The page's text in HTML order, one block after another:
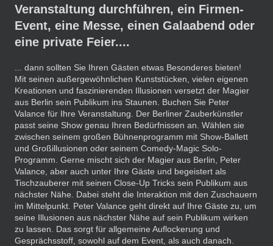
Veranstaltung durchführen, ein Firmen-
Event, eine Messe, einen Galaabend oder
eine private Feier....
... dann sollten Sie Ihren Gästen etwas Besonderes bieten!
Mit seinen außergewöhnlichen Kunststücken, vielen eigenen
Kreationen und faszinierenden Illusionen versetzt der Magier
aus Berlin sein Publikum ins Staunen. Buchen Sie Peter
Valance für Ihre Veranstaltung. Der Berliner Zauberkünstler
passt seine Show genau Ihren Bedürfnissen an. Wählen sie
zwischen seinem großen Bühnenprogramm mit Show-Ballett
und Großillusionen oder seinem Comedy-Magic Solo-
Programm. Gerne mischt sich der Magier aus Berlin, Peter
Valance, aber auch unter Ihre Gäste und begeistert als
Tischzauberer mit seinen Close-Up Tricks sein Publikum aus
nächster Nähe. Dabei steht die Interaktion mit den Zuschauern
im Mittelpunkt. Peter Valance geht direkt auf Ihre Gäste zu, um
seine Illusionen aus nächster Nähe auf sein Publikum wirken
zu lassen. Das sorgt für allgemeine Auflockerung und
Gesprächsstoff, sowohl auf dem Event, als auch danach.